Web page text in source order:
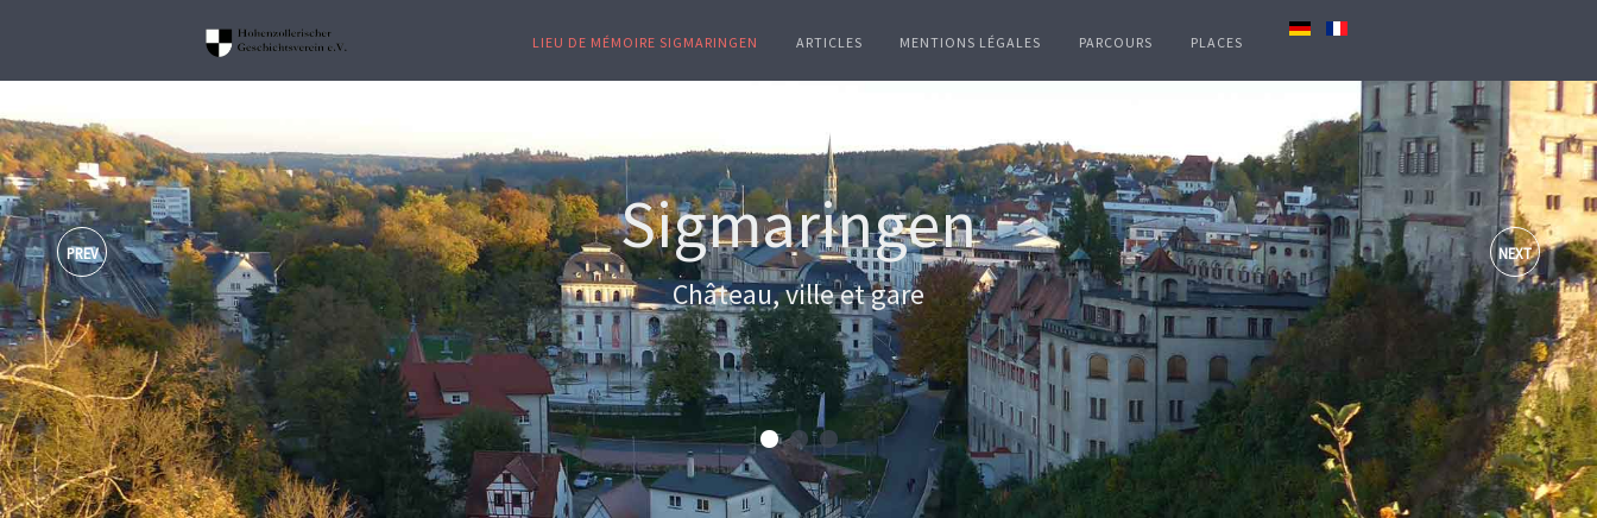
LIEU DE MÉMOIRE SIGMARINGEN ARTICLES MENTIONS LÉGALES PARCOURS PLACES
Document original
Im Schloss Sigmaringen hat sich ein Graffiti aus der Zeit der Kollaboration erhalten. Es ist eines der wenigen
„Originaldokumente“ in Sigmaringen.
PREV NEXT